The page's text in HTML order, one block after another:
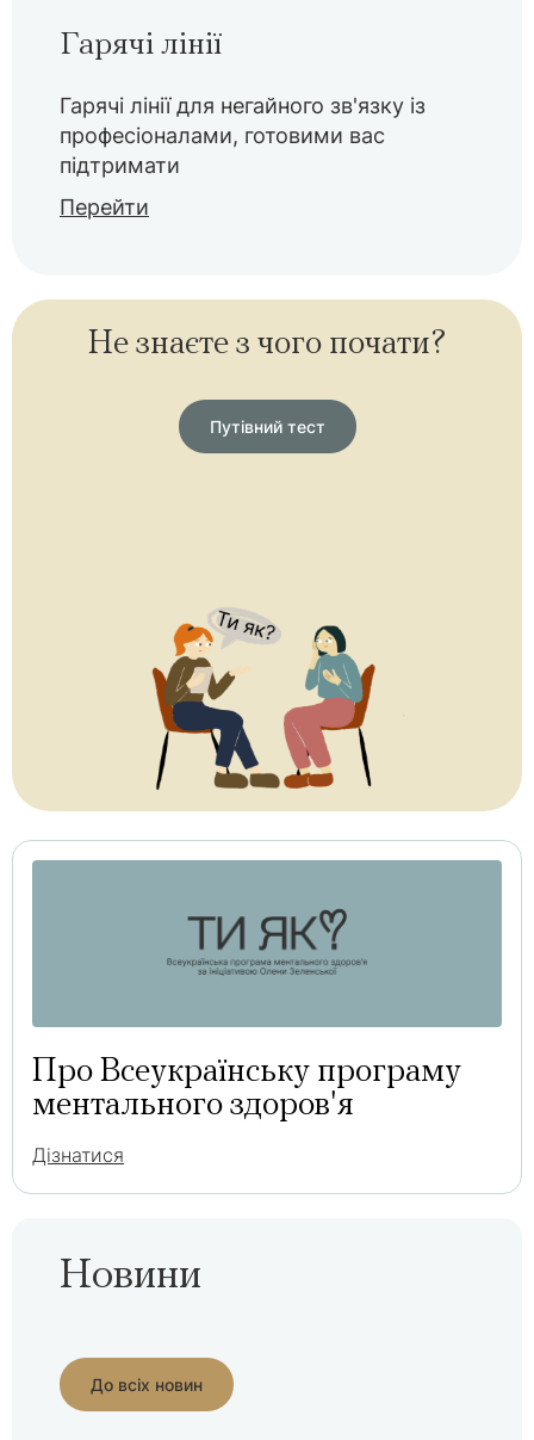
Гарячі лінії
Гарячі лінії для негайного зв'язку із
професіоналами, готовими вас
підтримати
Перейти
Не знаєте з чого почати?
Путівний тест
Про Всеукраїнську програму
ментального здоров'я
Дізнатися
Новини
До всіх новин